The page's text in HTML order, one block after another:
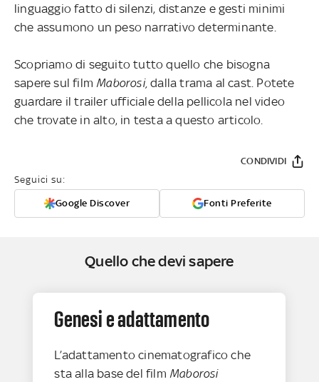
linguaggio fatto di silenzi, distanze e gesti minimi
che assumono un peso narrativo determinante.
Scopriamo di seguito tutto quello che bisogna
sapere sul film Maborosi,dalla trama al cast. Potete
guardare il trailer ufficiale della pellicola nel video
che trovate in alto, in testa a questo articolo.
Seguici su:
Google Discover Fonti Preferite
CONDIVIDI
Quello che devi sapere
Genesi e adattamento
L’adattamento cinematografico che
sta alla base del film Maborosi